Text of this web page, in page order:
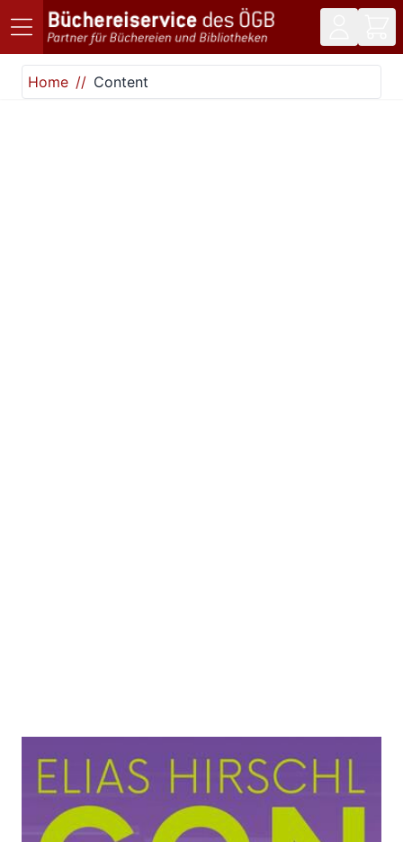
Direkt zum Inhalt
Home
Content
Content
Zur Wunschliste hinzufügen